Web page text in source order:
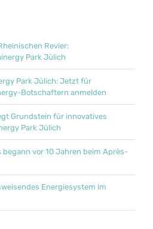
Revier:
Park Jülich
Park Jülich: Jetzt für
Botschaftern anmelden
Grundstein für innovatives
Park Jülich
begann vor 10 Jahren beim Après-
Energiesystem im